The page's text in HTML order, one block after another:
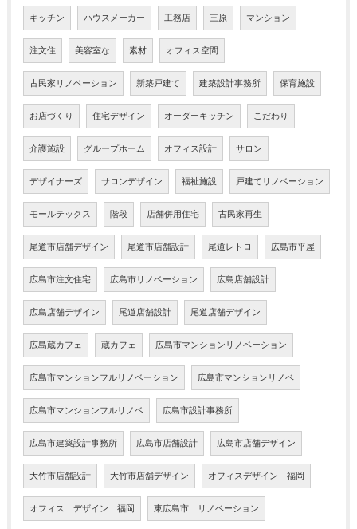
キッチン ハウスメーカー 工務店 三原 マンション
注文住 美容室な 素材 オフィス空間
古民家リノベーション 新築戸建て 建築設計事務所 保育施設
お店づくり 住宅デザイン オーダーキッチン こだわり
介護施設 グループホーム オフィス設計 サロン
デザイナーズ サロンデザイン 福祉施設 戸建てリノベーション
モールテックス 階段 店舗併用住宅 古民家再生
尾道市店舗デザイン 尾道市店舗設計 尾道レトロ 広島市平屋
広島市注文住宅 広島市リノベーション 広島店舗設計
広島店舗デザイン 尾道店舗設計 尾道店舗デザイン
広島蔵カフェ 蔵カフェ 広島市マンションリノベーション
広島市マンションフルリノベーション 広島市マンションリノベ
広島市マンションフルリノベ 広島市設計事務所
広島市建築設計事務所 広島市店舗設計 広島市店舗デザイン
大竹市店舗設計 大竹市店舗デザイン オフィスデザイン 福岡
オフィス デザイン 福岡 東広島市 リノベーション